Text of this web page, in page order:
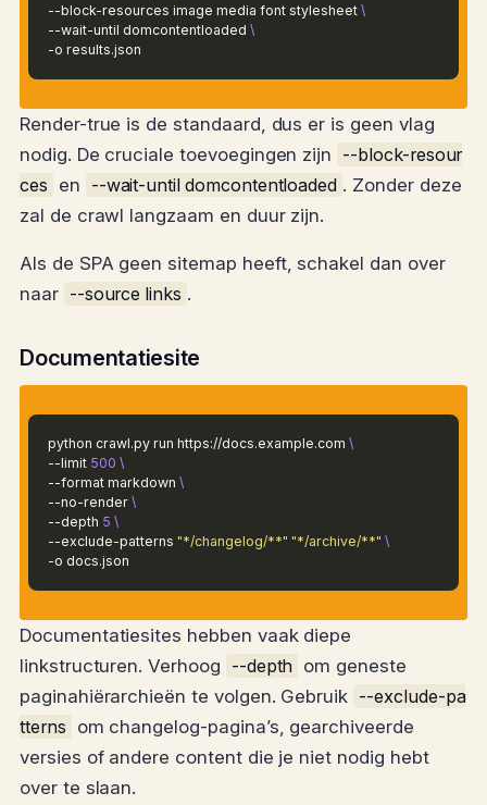
--block-resources image media font stylesheet \
--wait-until domcontentloaded \
-o results.json
Render-true is de standaard, dus er is geen vlag
nodig. De cruciale toevoegingen zijn --block-resour
ces en --wait-until domcontentloaded . Zonder deze
zal de crawl langzaam en duur zijn.
Als de SPA geen sitemap heeft, schakel dan over
naar --source links .
Documentatiesite
python crawl.py run https://docs.example.com \
--limit 500 \
--format markdown \
--no-render \
--depth 5 \
--exclude-patterns "*/changelog/**" "*/archive/**" \
-o docs.json
Documentatiesites hebben vaak diepe
linkstructuren. Verhoog --depth om geneste
paginahiërarchieën te volgen. Gebruik --exclude-pa
tterns om changelog-pagina’s, gearchiveerde
versies of andere content die je niet nodig hebt
over te slaan.